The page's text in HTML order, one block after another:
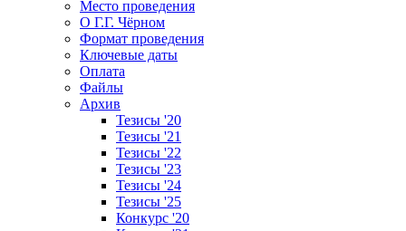
Место проведения
О Г.Г. Чёрном
Формат проведения
Ключевые даты
Оплата
Файлы
Архив
Тезисы '20
Тезисы '21
Тезисы '22
Тезисы '23
Тезисы '24
Тезисы '25
Конкурс '20